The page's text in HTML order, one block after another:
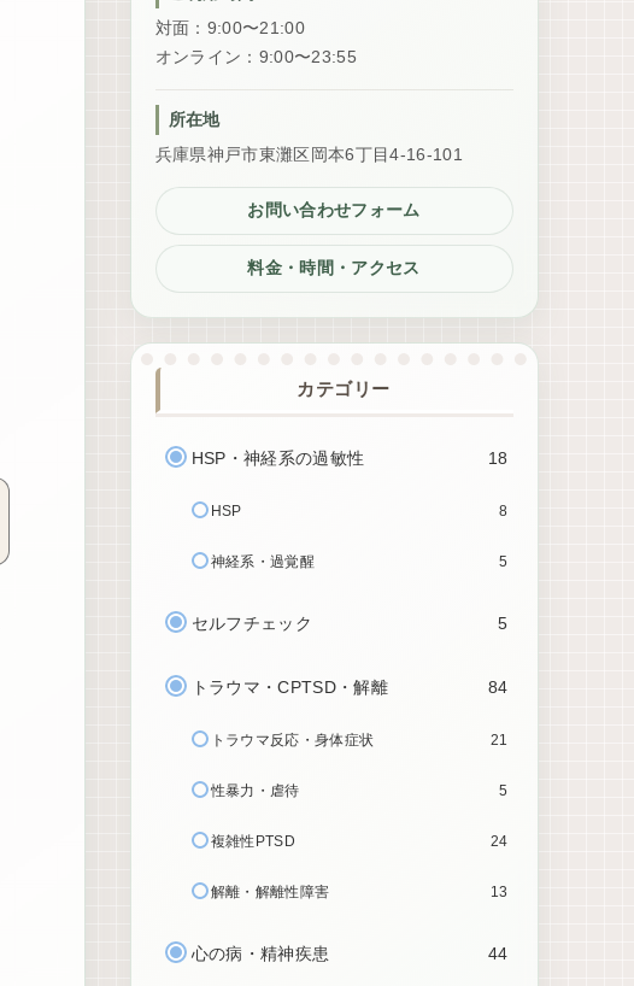
対面：9:00〜21:00
オンライン：9:00〜23:55
所在地
兵庫県神戸市東灘区岡本6丁目4-16-101
お問い合わせフォーム
料金・時間・アクセス
カテゴリー
HSP・神経系の過敏性 18
HSP 8
神経系・過覚醒 5
セルフチェック 5
トラウマ・CPTSD・解離 84
トラウマ反応・身体症状 21
性暴力・虐待 5
複雑性PTSD 24
解離・解離性障害 13
心の病・精神疾患 44